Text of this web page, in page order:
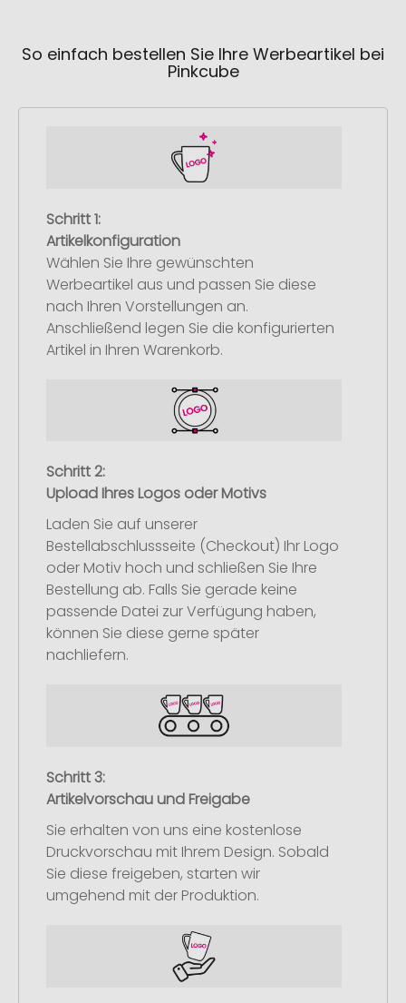
So einfach bestellen Sie Ihre Werbeartikel bei
Pinkcube
Schritt 1:
Artikelkonfiguration
Wählen Sie Ihre gewünschten
Werbeartikel aus und passen Sie diese
nach Ihren Vorstellungen an.
Anschließend legen Sie die konfigurierten
Artikel in Ihren Warenkorb.
Schritt 2:
Upload Ihres Logos oder Motivs
Laden Sie auf unserer
Bestellabschlussseite (Checkout) Ihr Logo
oder Motiv hoch und schließen Sie Ihre
Bestellung ab. Falls Sie gerade keine
passende Datei zur Verfügung haben,
können Sie diese gerne später
nachliefern.
Schritt 3:
Artikelvorschau und Freigabe
Sie erhalten von uns eine kostenlose
Druckvorschau mit Ihrem Design. Sobald
Sie diese freigeben, starten wir
umgehend mit der Produktion.